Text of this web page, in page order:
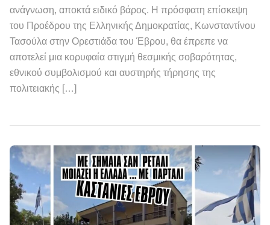
ανάγνωση, αποκτά ειδικό βάρος. Η πρόσφατη επίσκεψη
του Προέδρου της Ελληνικής Δημοκρατίας, Κωνσταντίνου
Τασούλα στην Ορεστιάδα του Έβρου, θα έπρεπε να
αποτελεί μια κορυφαία στιγμή θεσμικής σοβαρότητας,
εθνικού συμβολισμού και αυστηρής τήρησης της
πολιτειακής […]